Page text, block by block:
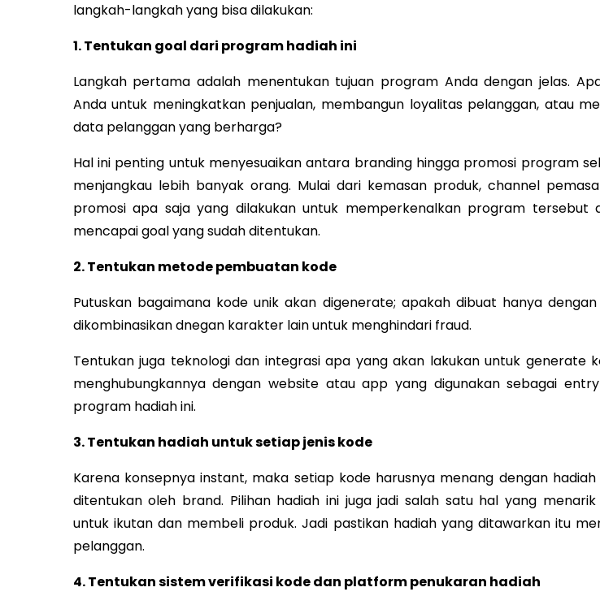
langkah-langkah yang bisa dilakukan:
1. Tentukan goal dari program hadiah ini
Langkah pertama adalah menentukan tujuan program Anda dengan jelas.
Anda untuk meningkatkan penjualan, membangun loyalitas pelanggan, atau
data pelanggan yang berharga?
Hal ini penting untuk menyesuaikan antara branding hingga promosi program
menjangkau lebih banyak orang. Mulai dari kemasan produk, channel
promosi apa saja yang dilakukan untuk memperkenalkan program tersebut
mencapai goal yang sudah ditentukan.
2. Tentukan metode pembuatan kode
Putuskan bagaimana kode unik akan digenerate; apakah dibuat hanya
dikombinasikan dnegan karakter lain untuk menghindari fraud.
Tentukan juga teknologi dan integrasi apa yang akan lakukan untuk generate
menghubungkannya dengan website atau app yang digunakan sebagai
program hadiah ini.
3. Tentukan hadiah untuk setiap jenis kode
Karena konsepnya instant, maka setiap kode harusnya menang dengan
ditentukan oleh brand. Pilihan hadiah ini juga jadi salah satu hal yang
untuk ikutan dan membeli produk. Jadi pastikan hadiah yang ditawarkan itu
pelanggan.
4. Tentukan sistem verifikasi kode dan platform penukaran hadiah